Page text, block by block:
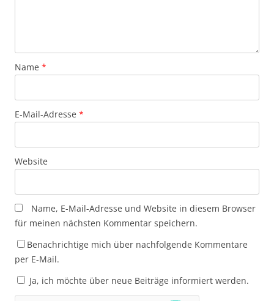
Name *
E-Mail-Adresse *
Website
Name, E-Mail-Adresse und Website in diesem Browser
für meinen nächsten Kommentar speichern.
Benachrichtige mich über nachfolgende Kommentare
per E-Mail.
Ja, ich möchte über neue Beiträge informiert werden.